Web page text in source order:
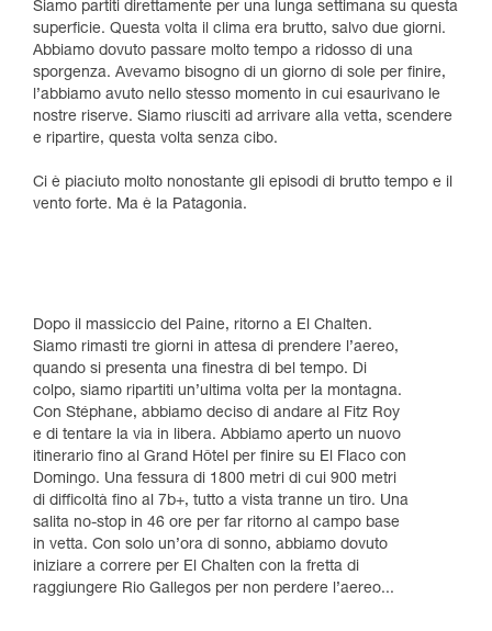
Siamo partiti direttamente per una lunga settimana su questa
superficie. Questa volta il clima era brutto, salvo due giorni.
Abbiamo dovuto passare molto tempo a ridosso di una
sporgenza. Avevamo bisogno di un giorno di sole per finire,
l’abbiamo avuto nello stesso momento in cui esaurivano le
nostre riserve. Siamo riusciti ad arrivare alla vetta, scendere
e ripartire, questa volta senza cibo.
Ci è piaciuto molto nonostante gli episodi di brutto tempo e il
vento forte. Ma è la Patagonia.
Dopo il massiccio del Paine, ritorno a El Chalten.
Siamo rimasti tre giorni in attesa di prendere l’aereo,
quando si presenta una finestra di bel tempo. Di
colpo, siamo ripartiti un’ultima volta per la montagna.
Con Stéphane, abbiamo deciso di andare al Fitz Roy
e di tentare la via in libera. Abbiamo aperto un nuovo
itinerario fino al Grand Hôtel per finire su El Flaco con
Domingo. Una fessura di 1800 metri di cui 900 metri
di difficoltà fino al 7b+, tutto a vista tranne un tiro. Una
salita no-stop in 46 ore per far ritorno al campo base
in vetta. Con solo un’ora di sonno, abbiamo dovuto
iniziare a correre per El Chalten con la fretta di
raggiungere Rio Gallegos per non perdere l’aereo...